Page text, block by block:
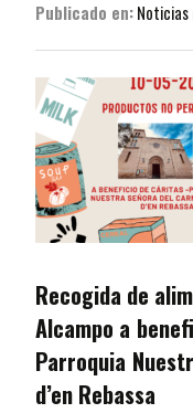
Publicado en:
Recogida de
Alcampo a
Parroquia
d’en Rebassa